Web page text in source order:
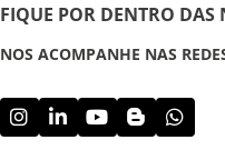
FIQUE POR DENTRO DAS
NOS ACOMPANHE NAS